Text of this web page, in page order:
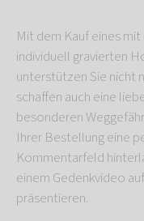
Mit dem Kauf eines
individuell gravierten
unterstützen Sie nicht
schaffen auch eine
besonderen
Ihrer Bestellung eine
Kommentarfeld
einem Gedenkvideo
präsentieren.